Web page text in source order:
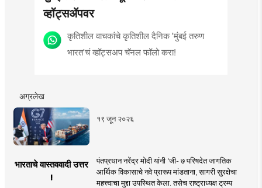
व्हॉट्सॲपवर
कृतिशील वाचकांचे कृतिशील दैनिक 'मुंबई तरुण
भारत'चं व्हॉट्सअप चॅनल फॉलो करा!
अग्रलेख
१९ जून २०२६
भारताचे वास्तववादी उत्तर
!
पंतप्रधान नरेंद्र मोदी यांनी 'जी- ७ परिषदेत जागतिक
आर्थिक विकासाचे नवे प्रारूप मांडताना, सागरी सुरक्षेचा
महत्त्वाचा मुद्दा उपस्थित केला. तसेच राष्ट्राध्यक्ष ट्रम्प